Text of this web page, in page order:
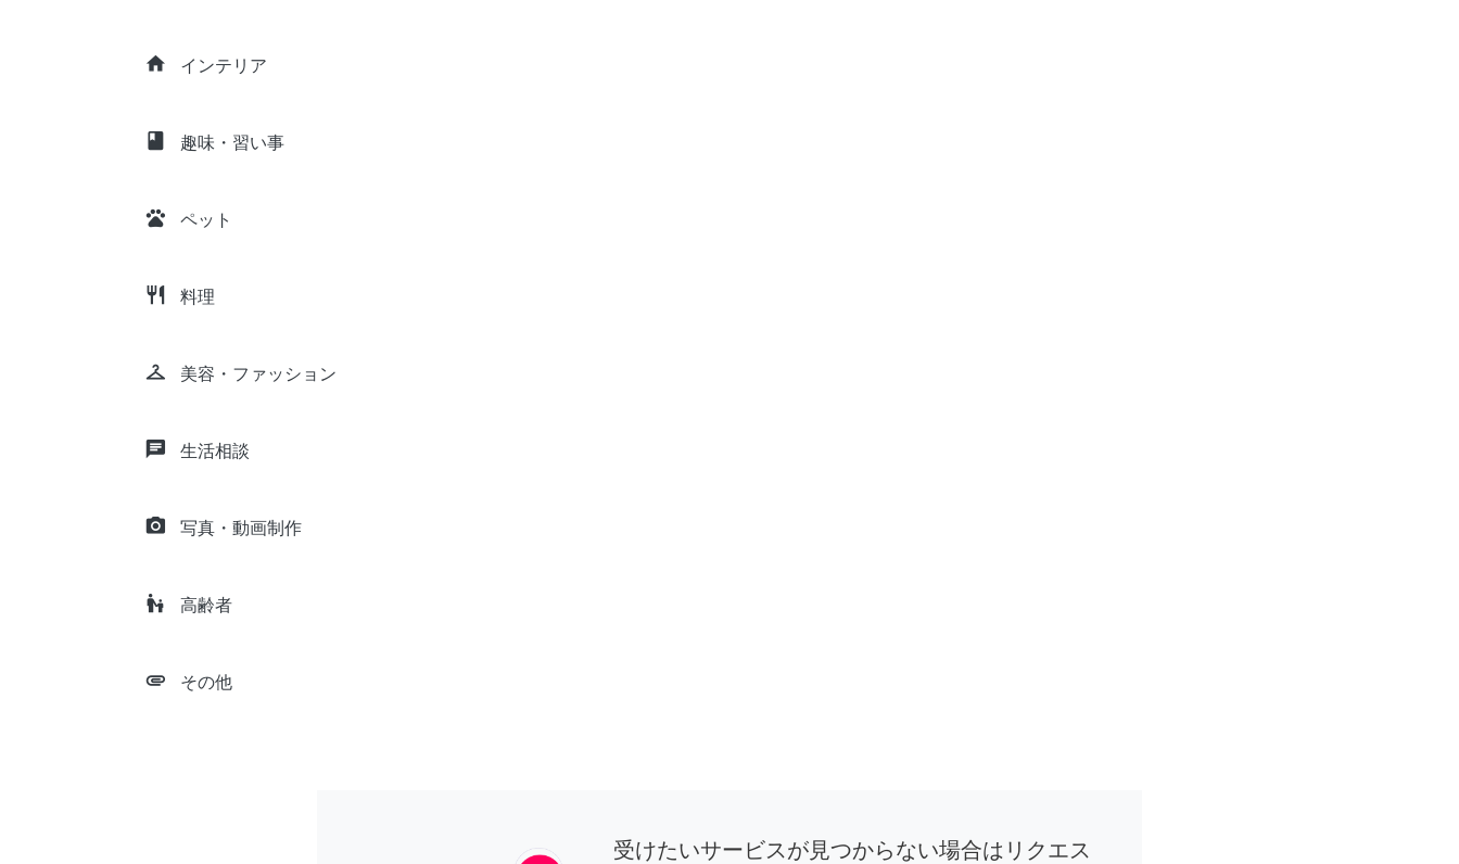
home インテリア
class 趣味・習い事
pets ペット
restaurant 料理
checkroom 美容・ファッション
chat 生活相談
camera_alt 写真・動画制作
escalator_warning 高齢者
attachment その他
受けたいサービスが見つからない場合はリクエス